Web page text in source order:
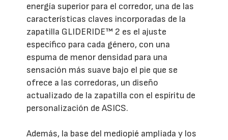
energía superior para el corredor, una de las
características claves incorporadas de la
zapatilla GLIDERIDE™ 2 es el ajuste
específico para cada género, con una
espuma de menor densidad para una
sensación más suave bajo el pie que se
ofrece a las corredoras, un diseño
actualizado de la zapatilla con el espíritu de
personalización de ASICS.
Además, la base del mediopié ampliada y los